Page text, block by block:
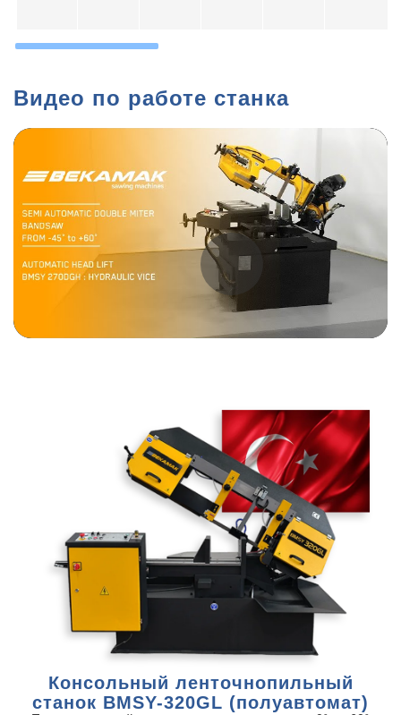
Видео по работе станка
Консольный ленточнопильный
станок BMSY-320GL (полуавтомат)